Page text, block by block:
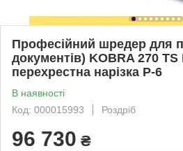
Професійний шредер для
документів) KOBRA 270 TS
перехрестна нарізка Р-6
В наявності
Код: 000015993
Роздріб
96 730 ₴